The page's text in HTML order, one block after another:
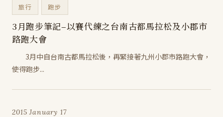
旅行 跑步
3月跑步筆記–以賽代練之台南古都馬拉松及小郡市
路跑大會
3月中自台南古都馬拉松後，再緊接著九州小郡市路跑大會，
使得跑步...
2015 January 17